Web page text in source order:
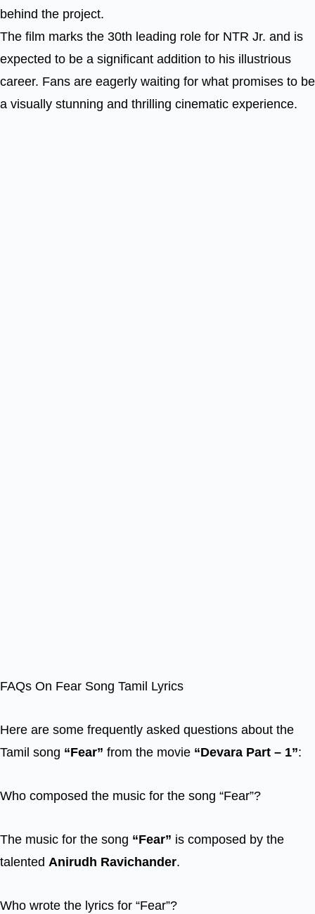
behind the project.
The film marks the 30th leading role for NTR Jr. and is
expected to be a significant addition to his illustrious
career. Fans are eagerly waiting for what promises to be
a visually stunning and thrilling cinematic experience.
FAQs On Fear Song Tamil Lyrics
Here are some frequently asked questions about the
Tamil song “Fear” from the movie “Devara Part – 1”:
Who composed the music for the song “Fear”?
The music for the song “Fear” is composed by the
talented Anirudh Ravichander.
Who wrote the lyrics for “Fear”?